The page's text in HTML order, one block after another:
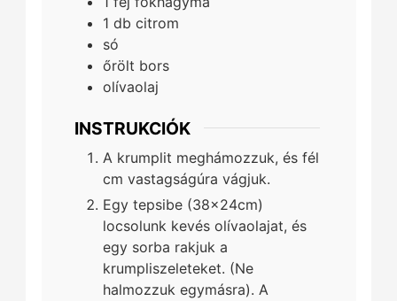
1 db citrom
só
őrölt bors
olívaolaj
INSTRUKCIÓK
A krumplit meghámozzuk, és fél
cm vastagságúra vágjuk.
Egy tepsibe (38x24cm)
locsolunk kevés olívaolajat, és
egy sorba rakjuk a
krumpliszeleteket. (Ne
halmozzuk egymásra). A